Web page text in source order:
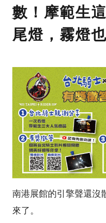
數！摩範生
尾燈，霧燈
南港展館的引擎聲還沒
來了。